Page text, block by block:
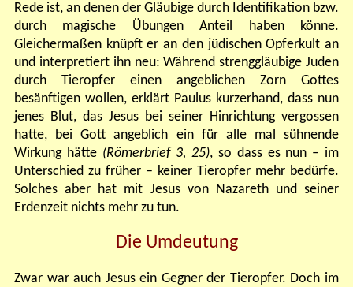
Rede ist, an denen der Gläubige durch Identifikation bzw.
durch magische Übungen Anteil haben könne.
Gleichermaßen knüpft er an den jüdischen Opferkult an
und interpretiert ihn neu: Während strenggläubige Juden
durch Tieropfer einen angeblichen Zorn Gottes
besänftigen wollen, erklärt Paulus kurzerhand, dass nun
jenes Blut, das Jesus bei seiner Hinrichtung vergossen
hatte, bei Gott angeblich ein für alle mal sühnende
Wirkung hätte (Römerbrief 3, 25), so dass es nun – im
Unterschied zu früher – keiner Tieropfer mehr bedürfe.
Solches aber hat mit Jesus von Nazareth und seiner
Erdenzeit nichts mehr zu tun.
Die Umdeutung
Zwar war auch Jesus ein Gegner der Tieropfer. Doch im